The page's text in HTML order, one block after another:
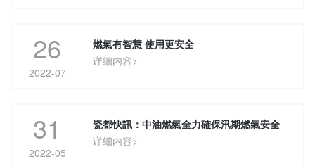
26
2022-07
燃氣有智慧 使用更安全
详细内容>
31
2022-05
瓷都快訊：中油燃氣全力確保汛期燃氣安全
详细内容>